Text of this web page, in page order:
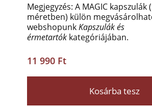
Megjegyzés: A MAGIC kapszulák
méretben) külön
webshopunkKapszulák és
érmetartók kategóriájában.
11 990 Ft
Kosárba tesz